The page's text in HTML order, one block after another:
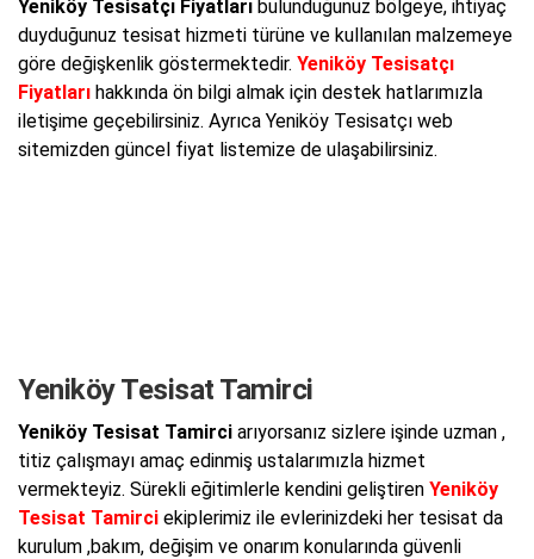
Yeniköy Tesisatçı Fiyatları bulunduğunuz bölgeye, ihtiyaç
duyduğunuz tesisat hizmeti türüne ve kullanılan malzemeye
göre değişkenlik göstermektedir. Yeniköy Tesisatçı
Fiyatları hakkında ön bilgi almak için destek hatlarımızla
iletişime geçebilirsiniz. Ayrıca Yeniköy Tesisatçı web
sitemizden güncel fiyat listemize de ulaşabilirsiniz.
Yeniköy Tesisat Tamirci
Yeniköy Tesisat Tamirci arıyorsanız sizlere işinde uzman ,
titiz çalışmayı amaç edinmiş ustalarımızla hizmet
vermekteyiz. Sürekli eğitimlerle kendini geliştiren Yeniköy
Tesisat Tamirci ekiplerimiz ile evlerinizdeki her tesisat da
kurulum ,bakım, değişim ve onarım konularında güvenli